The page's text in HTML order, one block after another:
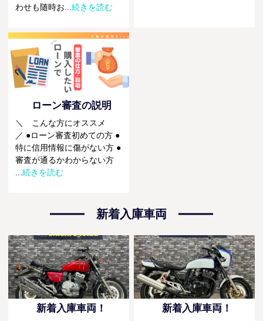
わせも随時お ...続きを読む
ローン審査の説明
＼ こんな方にオススメ
／ ●ローン審査初めての方 ●
特に信用情報に傷がない方 ●
審査が通るかわからない方
...続きを読む
新着入庫車両
新着入庫車両！ 新着入庫車両！